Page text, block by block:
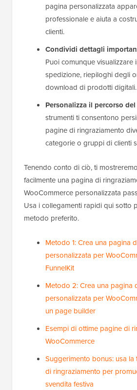
pagina personalizzata
professionale e aiuta a
clienti.
Condividi dettagli
Puoi comunque visualizzare
spedizione, riepiloghi degli
download di prodotti digitali.
Personalizza il percorso
strumenti ti consentono
pagine di ringraziamento
categorie o gruppi di clienti
Tenendo conto di ciò, ti
facilmente una pagina di
WooCommerce personalizzata
Usa i collegamenti rapidi qui sotto
metodo preferito.
Metodo 1: Crea una pagina
personalizzata per
FunnelKit
Metodo 2: Crea una pagina
personalizzata per
un page builder
Esempi di ottime pagine di
WooCommerce
Suggerimento bonus: usa
di ringraziamento per
svendita festiva